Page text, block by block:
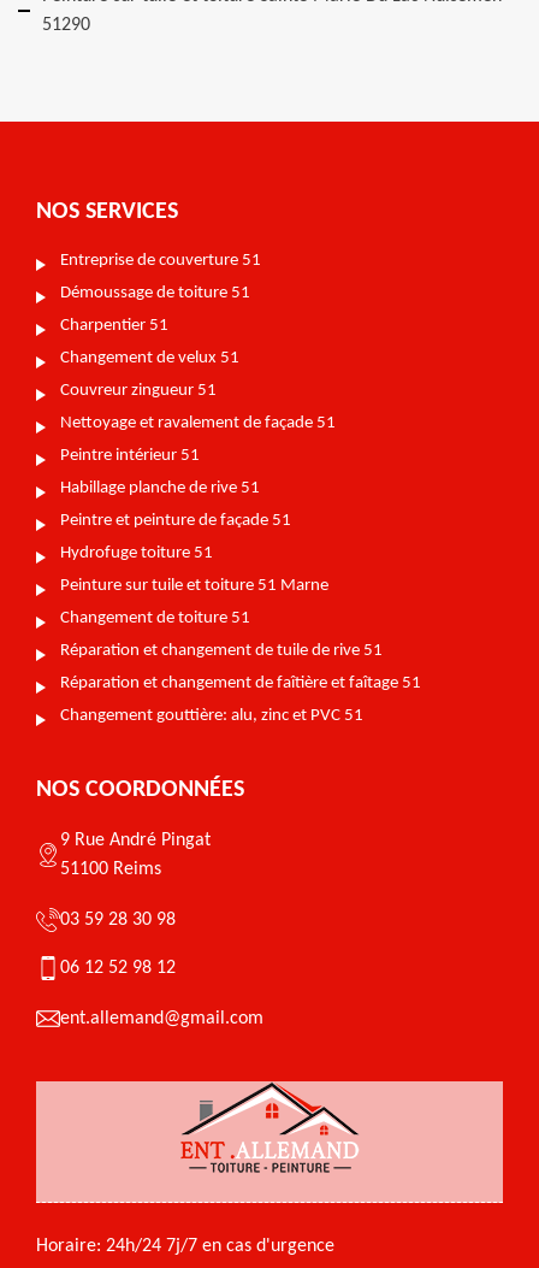
51290
NOS SERVICES
Entreprise de couverture 51
Démoussage de toiture 51
Charpentier 51
Changement de velux 51
Couvreur zingueur 51
Nettoyage et ravalement de façade 51
Peintre intérieur 51
Habillage planche de rive 51
Peintre et peinture de façade 51
Hydrofuge toiture 51
Peinture sur tuile et toiture 51 Marne
Changement de toiture 51
Réparation et changement de tuile de rive 51
Réparation et changement de faîtière et faîtage 51
Changement gouttière: alu, zinc et PVC 51
NOS COORDONNÉES
9 Rue André Pingat
51100 Reims
03 59 28 30 98
06 12 52 98 12
ent.allemand@gmail.com
Horaire: 24h/24 7j/7 en cas d'urgence